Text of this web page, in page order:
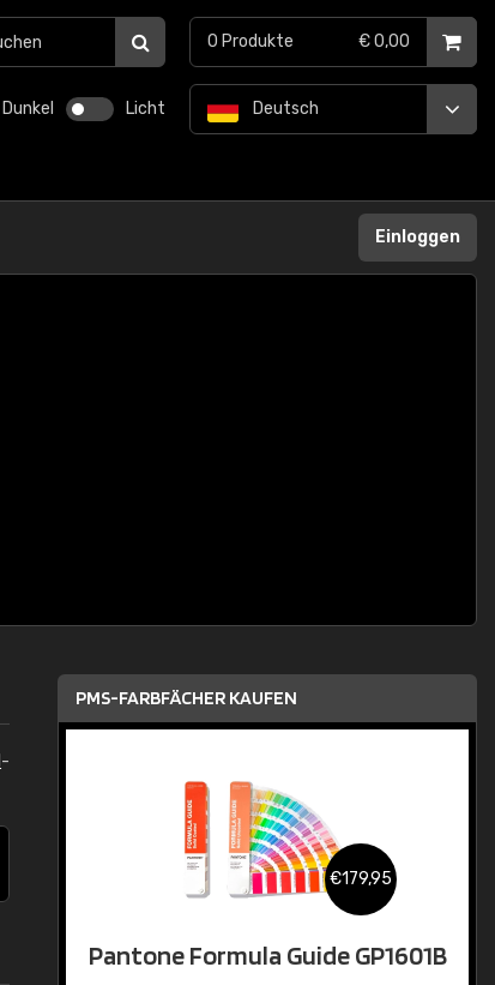
Dunkel Licht Deutsch
0 Produkte € 0,00
Einloggen
-
PMS-FARBFÄCHER KAUFEN
€179,95
Pantone Formula Guide GP1601B